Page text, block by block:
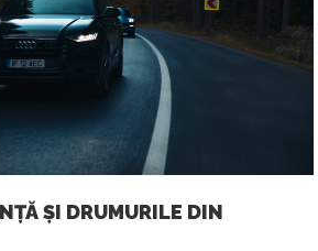
ȘI DRUMURILE DIN